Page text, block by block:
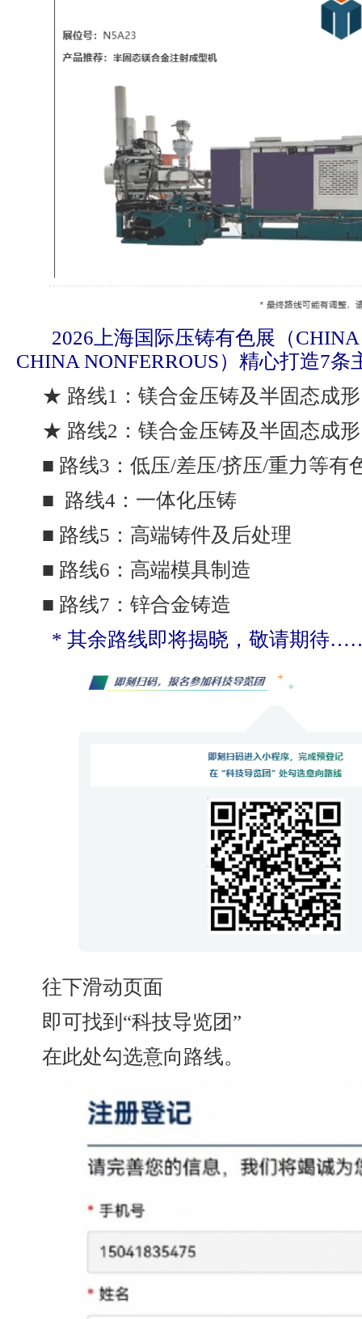
2026上海国际压铸有色展（
CHINA NONFERROUS）精心打造7条
★ 路线1：镁合金压铸及半固态成
★ 路线2：镁合金压铸及半固态成
■ 路线3：低压/差压/挤压/重力等有
■ 路线4：一体化压铸
■ 路线5：高端铸件及后处理
■ 路线6：高端模具制造
■ 路线7：锌合金铸造
* 其余路线即将揭晓，敬请期待
往下滑动页面
即可找到“科技导览团”
在此处勾选意向路线。